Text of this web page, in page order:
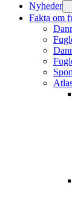
Nyheder
Fakta om